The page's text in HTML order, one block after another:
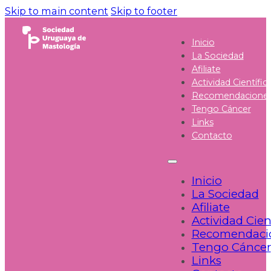
Skip to main content Skip to footer
Inicio
La Sociedad
Afiliate
Actividad
Tengo Cáncer
Links
Contacto
Inicio
La Sociedad
Afiliate
Actividad
Tengo Cáncer
Links